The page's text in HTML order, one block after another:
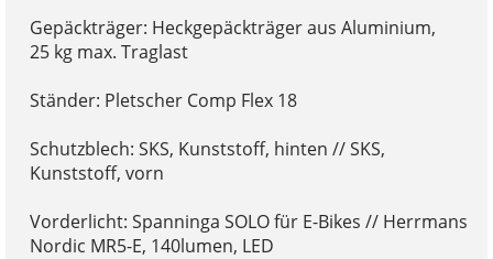
Gepäckträger: Heckgepäckträger aus Aluminium,
25 kg max. Traglast
Ständer: Pletscher Comp Flex 18
Schutzblech: SKS, Kunststoff, hinten // SKS,
Kunststoff, vorn
Vorderlicht: Spanninga SOLO für E-Bikes // Herrmans
Nordic MR5-E, 140lumen, LED